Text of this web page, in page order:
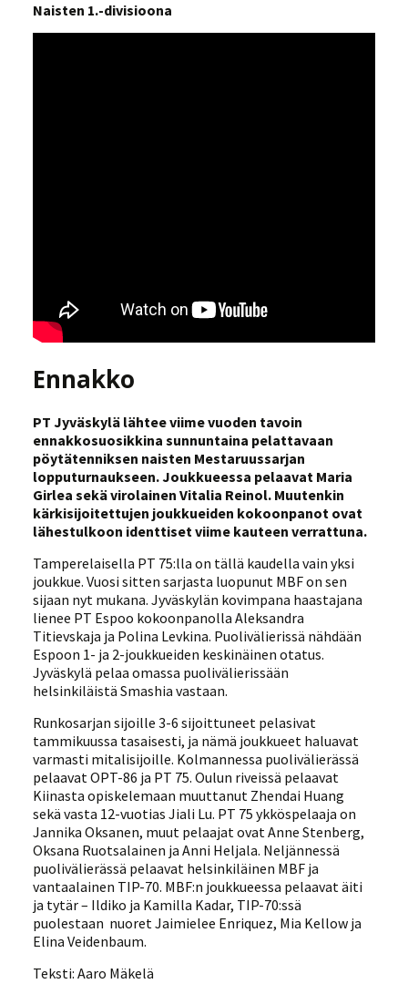
Naisten 1.-divisioona
Ennakko
PT Jyväskylä lähtee viime vuoden tavoin
ennakkosuosikkina sunnuntaina pelattavaan
pöytätenniksen naisten Mestaruussarjan
lopputurnaukseen. Joukkueessa pelaavat Maria
Girlea sekä virolainen Vitalia Reinol. Muutenkin
kärkisijoitettujen joukkueiden kokoonpanot ovat
lähestulkoon identtiset viime kauteen verrattuna.
Tamperelaisella PT 75:lla on tällä kaudella vain yksi
joukkue. Vuosi sitten sarjasta luopunut MBF on sen
sijaan nyt mukana. Jyväskylän kovimpana haastajana
lienee PT Espoo kokoonpanolla Aleksandra
Titievskaja ja Polina Levkina. Puolivälierissä nähdään
Espoon 1- ja 2-joukkueiden keskinäinen otatus.
Jyväskylä pelaa omassa puolivälierissään
helsinkiläistä Smashia vastaan.
Runkosarjan sijoille 3-6 sijoittuneet pelasivat
tammikuussa tasaisesti, ja nämä joukkueet haluavat
varmasti mitalisijoille. Kolmannessa puolivälierässä
pelaavat OPT-86 ja PT 75. Oulun riveissä pelaavat
Kiinasta opiskelemaan muuttanut Zhendai Huang
sekä vasta 12-vuotias Jiali Lu. PT 75 ykköspelaaja on
Jannika Oksanen, muut pelaajat ovat Anne Stenberg,
Oksana Ruotsalainen ja Anni Heljala. Neljännessä
puolivälierässä pelaavat helsinkiläinen MBF ja
vantaalainen TIP-70. MBF:n joukkueessa pelaavat äiti
ja tytär – Ildiko ja Kamilla Kadar, TIP-70:ssä
puolestaan nuoret Jaimielee Enriquez, Mia Kellow ja
Elina Veidenbaum.
Teksti: Aaro Mäkelä